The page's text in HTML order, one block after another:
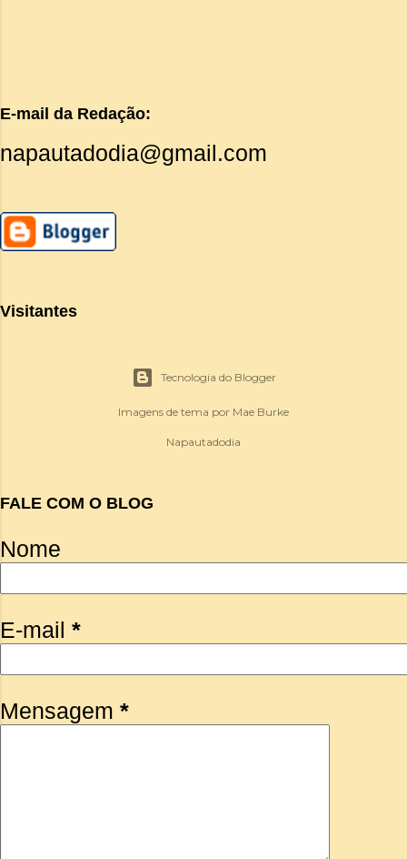
E-mail da Redação:
napautadodia@gmail.com
Visitantes
Tecnologia do Blogger
Imagens de tema por Mae Burke
Napautadodia
FALE COM O BLOG
Nome
E-mail *
Mensagem *